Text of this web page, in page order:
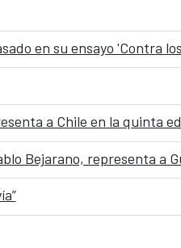
en su ensayo 'Contra
a Chile en la quinta
Bejarano, representa a